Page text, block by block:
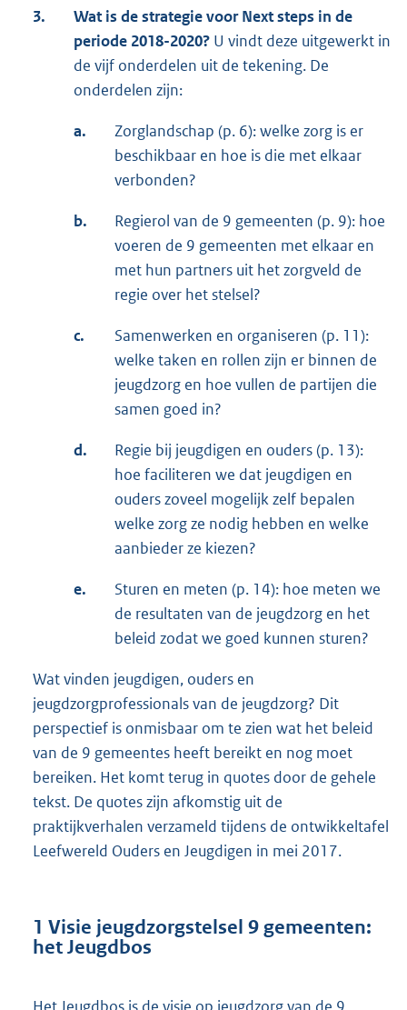
3.
Wat is de strategie voor Next steps in de
periode 2018-2020? U vindt deze uitgewerkt in
de vijf onderdelen uit de tekening. De
onderdelen zijn:
a.
Zorglandschap (p. 6): welke zorg is er
beschikbaar en hoe is die met elkaar
verbonden?
b.
Regierol van de 9 gemeenten (p. 9): hoe
voeren de 9 gemeenten met elkaar en
met hun partners uit het zorgveld de
regie over het stelsel?
c.
Samenwerken en organiseren (p. 11):
welke taken en rollen zijn er binnen de
jeugdzorg en hoe vullen de partijen die
samen goed in?
d.
Regie bij jeugdigen en ouders (p. 13):
hoe faciliteren we dat jeugdigen en
ouders zoveel mogelijk zelf bepalen
welke zorg ze nodig hebben en welke
aanbieder ze kiezen?
e.
Sturen en meten (p. 14): hoe meten we
de resultaten van de jeugdzorg en het
beleid zodat we goed kunnen sturen?
Wat vinden jeugdigen, ouders en
jeugdzorgprofessionals van de jeugdzorg? Dit
perspectief is onmisbaar om te zien wat het beleid
van de 9 gemeentes heeft bereikt en nog moet
bereiken. Het komt terug in quotes door de gehele
tekst. De quotes zijn afkomstig uit de
praktijkverhalen verzameld tijdens de ontwikkeltafel
Leefwereld Ouders en Jeugdigen in mei 2017.
1 Visie jeugdzorgstelsel 9 gemeenten:
het Jeugdbos